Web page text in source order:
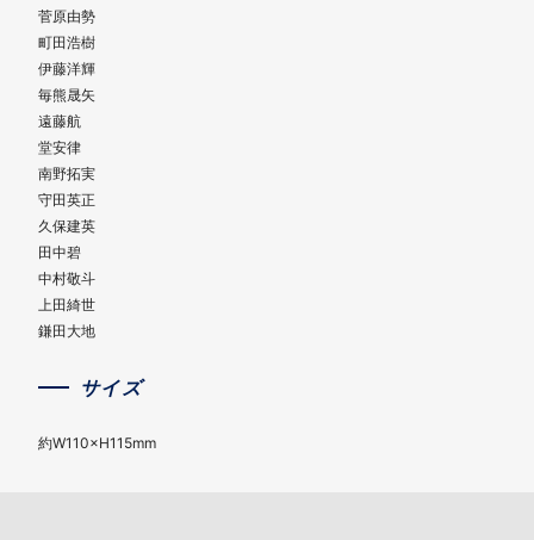
菅原由勢
町田浩樹
伊藤洋輝
毎熊晟矢
遠藤航
堂安律
南野拓実
守田英正
久保建英
田中碧
中村敬斗
上田綺世
鎌田大地
サイズ
約W110×H115mm